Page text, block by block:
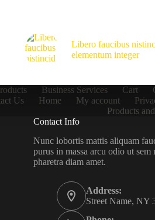
Libero faucibus
elementum integer
Business Services Cart
Us Home My account
Products
Contact Info
Nunc lobortis mattis aliquam
purus in massa arcu odio ut sem
pharetra diam amet.
Address:
Street Name, NY